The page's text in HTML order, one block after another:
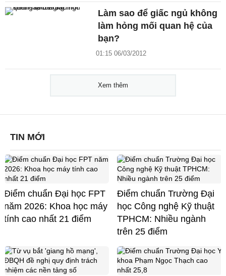
Làm sao để giấc ngủ không
làm hỏng mối quan hệ của
bạn?
01:15 06/03/2012
Xem thêm
TIN MỚI
Điểm chuẩn Đại học FPT
năm 2026: Khoa học máy
tính cao nhất 21 điểm
Điểm chuẩn Trường Đại
học Công nghệ Kỹ thuật
TPHCM: Nhiều ngành
trên 25 điểm